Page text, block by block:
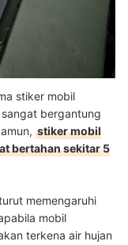
stiker mobil
bergantung
stiker mobil
bertahan sekitar 5
memengaruhi
mobil
terkena air hujan